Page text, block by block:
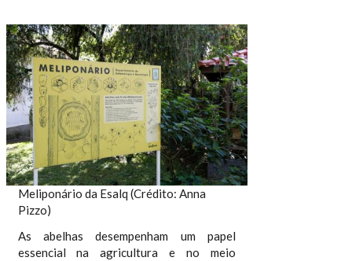
Meliponário da Esalq (Crédito: Anna
Pizzo)
As abelhas desempenham um papel
essencial na agricultura e no meio